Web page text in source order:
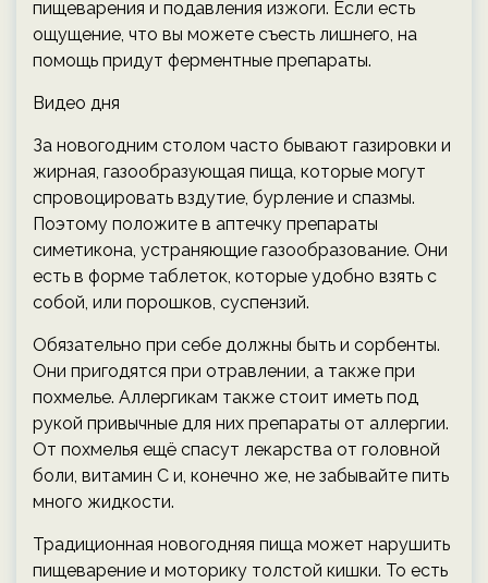
пищеварения и подавления изжоги. Если есть
ощущение, что вы можете съесть лишнего, на
помощь придут ферментные препараты.
Видео дня
За новогодним столом часто бывают газировки и
жирная, газообразующая пища, которые могут
спровоцировать вздутие, бурление и спазмы.
Поэтому положите в аптечку препараты
симетикона, устраняющие газообразование. Они
есть в форме таблеток, которые удобно взять с
собой, или порошков, суспензий.
Обязательно при себе должны быть и сорбенты.
Они пригодятся при отравлении, а также при
похмелье. Аллергикам также стоит иметь под
рукой привычные для них препараты от аллергии.
От похмелья ещё спасут лекарства от головной
боли, витамин С и, конечно же, не забывайте пить
много жидкости.
Традиционная новогодняя пища может нарушить
пищеварение и моторику толстой кишки. То есть